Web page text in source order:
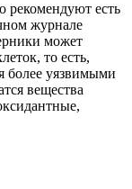
рекомендуют есть
журнале
может
то есть,
более уязвимыми
вещества